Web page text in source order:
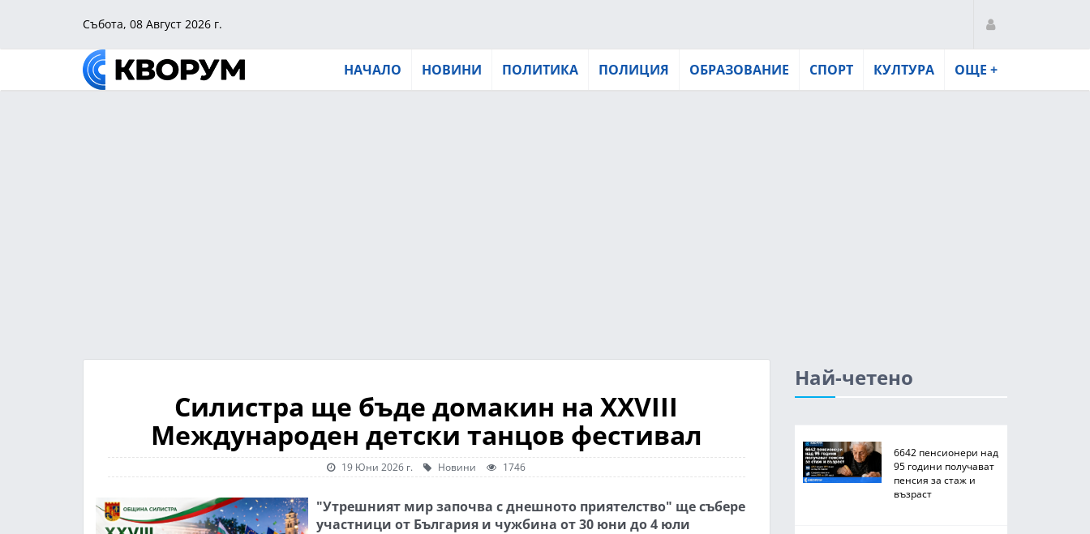
Събота, 08 Август 2026 г.
НАЧАЛО НОВИНИ ПОЛИТИКА ПОЛИЦИЯ ОБРАЗОВАНИЕ СПОРТ КУЛТУРА ОЩЕ +
Силистра ще бъде домакин на XXVIII
Международен детски танцов фестивал
19 Юни 2026 г. Новини 1746
"Утрешният мир започва с днешното приятелство" ще събере
участници от България и чужбина от 30 юни до 4 юли
Най-четено
6642 пенсионери над
95 години получават
пенсия за стаж и
възраст